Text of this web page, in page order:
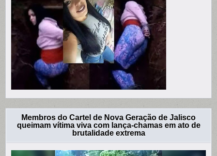
Membros do Cartel de Nova Geração de Jalisco
queimam vítima viva com lança-chamas em ato de
brutalidade extrema